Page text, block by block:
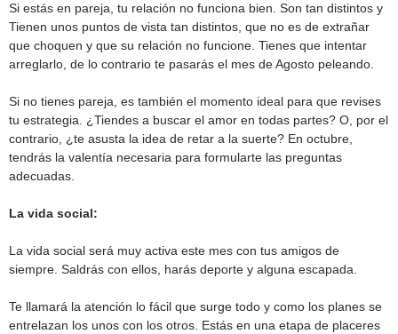
Si estás en pareja, tu relación no funciona bien. Son tan distintos y
Tienen unos puntos de vista tan distintos, que no es de extrañar
que choquen y que su relación no funcione. Tienes que intentar
arreglarlo, de lo contrario te pasarás el mes de Agosto peleando.
Si no tienes pareja, es también el momento ideal para que revises
tu estrategia. ¿Tiendes a buscar el amor en todas partes? O, por el
contrario, ¿te asusta la idea de retar a la suerte? En octubre,
tendrás la valentía necesaria para formularte las preguntas
adecuadas.
La vida social:
La vida social será muy activa este mes con tus amigos de
siempre. Saldrás con ellos, harás deporte y alguna escapada.
Te llamará la atención lo fácil que surge todo y como los planes se
entrelazan los unos con los otros. Estás en una etapa de placeres